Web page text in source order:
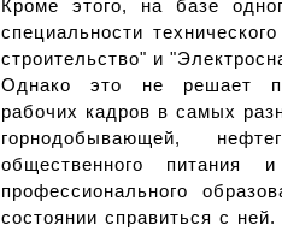
Кроме этого, на базе
специальности
строительство" и
Однако это не решает
рабочих кадров в самых
горнодобывающей,
общественного питания
профессионального
состоянии справиться с